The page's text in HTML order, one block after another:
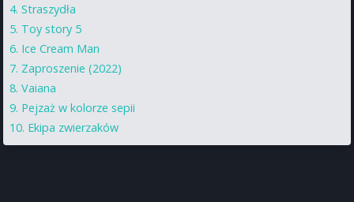
Straszydła
Toy story 5
Ice Cream Man
Zaproszenie (2022)
Vaiana
Pejzaż w kolorze sepii
Ekipa zwierzaków